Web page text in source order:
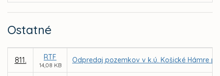
Ostatné
811. RTF
14,08 KB
Odpredaj pozemkov v k.ú. Košické Hámre